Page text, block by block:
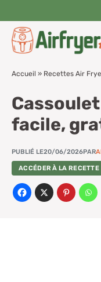
contenu
Accueil » Recettes Air
facile,
PUBLIÉ LE20/06/2026PAR
ACCÉDER À LA RECETTE